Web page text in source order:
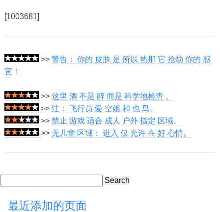
[1003681]
>> 警告： 你的 皮肤 是 所以 热那 它 抢劫 你的 感
官！
>> 这里 酒 不是 醉 而是 科学地检查 。
>> 注： 飞行员 爱 空姐 和 也 鸟。
>> 禁止 游戏 适合 成人 户外 指定 区域。
>> 无儿童 区域： 进入 仅 允许 在 好 心情。
Search
最近添加的页面